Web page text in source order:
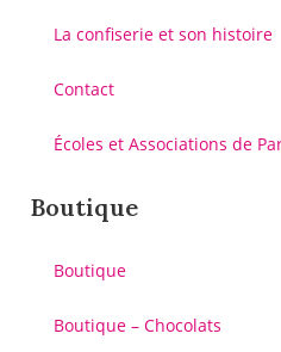
La confiserie et son histoire
Contact
Écoles et Associations de
Boutique
Boutique
Boutique – Chocolats